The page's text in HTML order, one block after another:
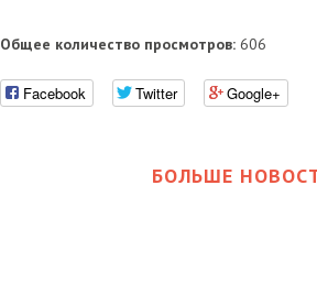
Общее количество просмотров:606
Facebook Twitter Google+
БОЛЬШЕ